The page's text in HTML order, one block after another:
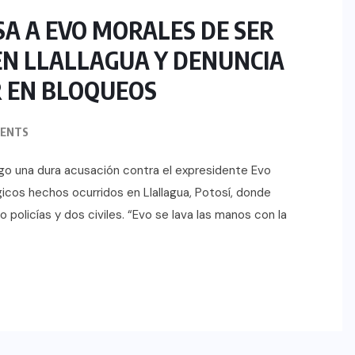
A EVO MORALES DE SER
LLALLAGUA Y DENUNCIA
BLOQUEOS
una dura acusación contra el expresidente Evo
hechos ocurridos en Llallagua, Potosí, donde
y dos civiles. “Evo se lava las manos con la